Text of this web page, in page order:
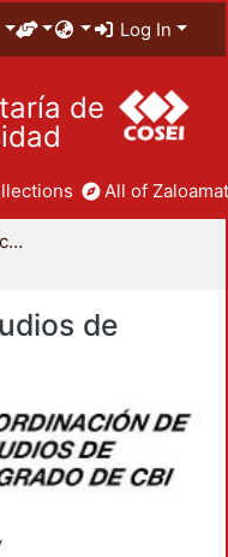
Log In
de
All of
División de Ciencias Básicas e Ingeniería
de